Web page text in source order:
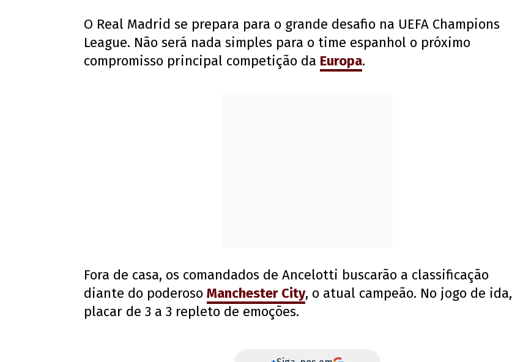
O Real Madrid se prepara para o grande desafio na UEFA Champions
League. Não será nada simples para o time espanhol o próximo
compromisso principal competição da Europa.
Fora de casa, os comandados de Ancelotti buscarão a classificação
diante do poderoso Manchester City, o atual campeão. No jogo de ida,
placar de 3 a 3 repleto de emoções.